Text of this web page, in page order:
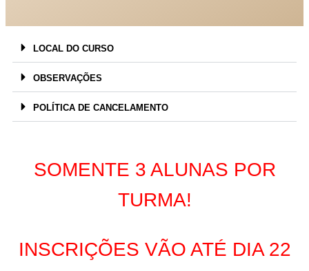
LOCAL DO CURSO
OBSERVAÇÕES
POLÍTICA DE CANCELAMENTO
SOMENTE 3 ALUNAS POR
TURMA!
INSCRIÇÕES VÃO ATÉ DIA 22